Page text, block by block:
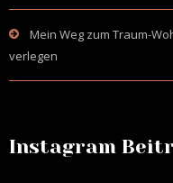
Mein Weg zum Traum-
verlegen
Instagram